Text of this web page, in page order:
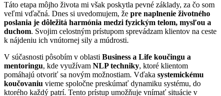
Táto etapa môjho života mi však poskytla pevné základy, za čo som
veľmi vďačná. Dnes si uvedomujem, že pre naplnenie životného
poslania je dôležitá harmónia medzi fyzickým telom, mysľou a
duchom. Svojim celostným prístupom sprevádzam klientov na ceste
k nájdeniu ich vnútornej sily a múdrosti.
V súčasnosti pôsobím v oblasti Business a Life koučingu a
mentoringu, kde využívam NLP techniky, ktoré klientom
pomáhajú otvoriť sa novým možnostiam. Vďaka systemickému
koučovaniu vieme spoločne preskúmať dynamiku systému, do
ktorého každý patrí. Tento prístup umožňuje vnímať situácie v